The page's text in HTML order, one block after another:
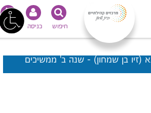
נגישות כניסה חיפוש
(זיו בן שמחון) - שנה ב' ממשיכים